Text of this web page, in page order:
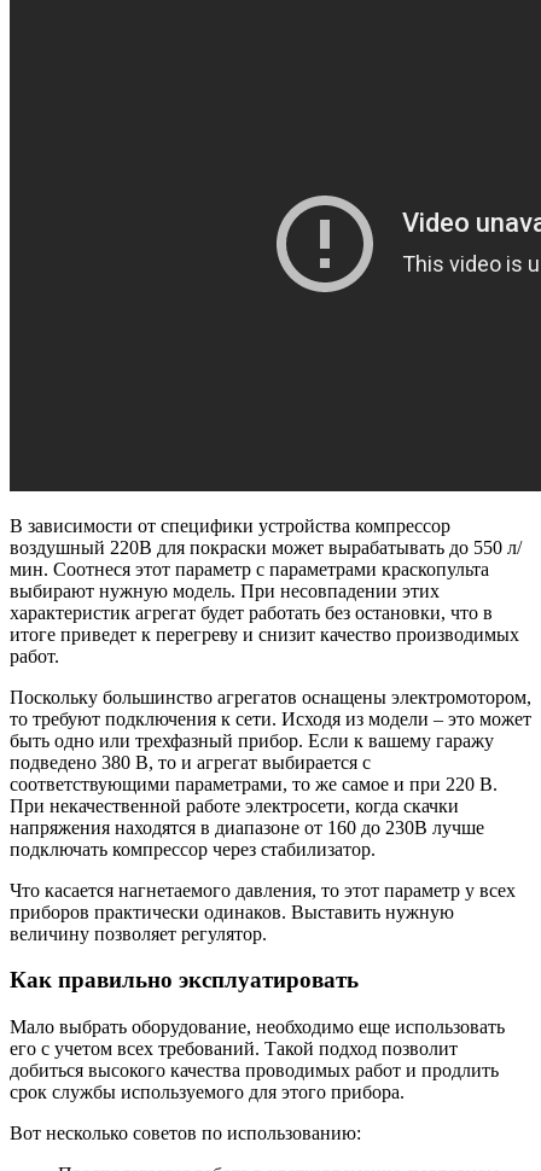
В зависимости от специфики устройства компрессор
воздушный 220В для покраски может вырабатывать до 550 л/
мин. Соотнеся этот параметр с параметрами краскопульта
выбирают нужную модель. При несовпадении этих
характеристик агрегат будет работать без остановки, что в
итоге приведет к перегреву и снизит качество производимых
работ.
Поскольку большинство агрегатов оснащены электромотором,
то требуют подключения к сети. Исходя из модели – это может
быть одно или трехфазный прибор. Если к вашему гаражу
подведено 380 В, то и агрегат выбирается с
соответствующими параметрами, то же самое и при 220 В.
При некачественной работе электросети, когда скачки
напряжения находятся в диапазоне от 160 до 230В лучше
подключать компрессор через стабилизатор.
Что касается нагнетаемого давления, то этот параметр у всех
приборов практически одинаков. Выставить нужную
величину позволяет регулятор.
Как правильно эксплуатировать
Мало выбрать оборудование, необходимо еще использовать
его с учетом всех требований. Такой подход позволит
добиться высокого качества проводимых работ и продлить
срок службы используемого для этого прибора.
Вот несколько советов по использованию: